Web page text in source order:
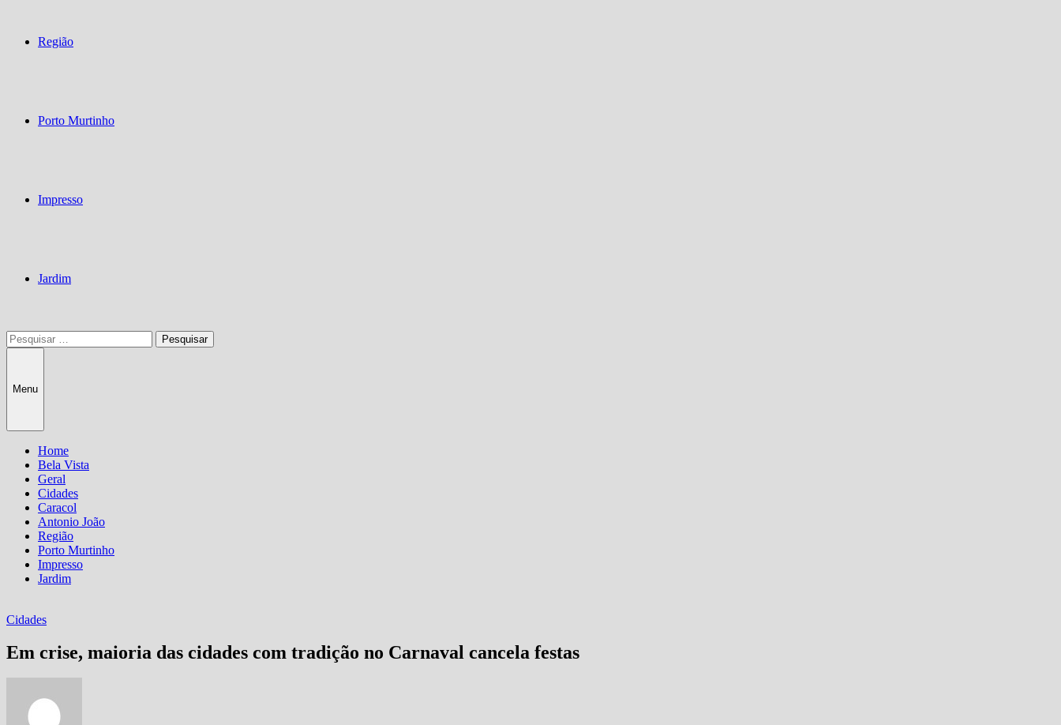
Região
Porto Murtinho
Impresso
Jardim
Pesquisar
por:
Menu
Home
Bela Vista
Geral
Cidades
Caracol
Antonio João
Região
Porto Murtinho
Impresso
Jardim
Cidades
Em crise, maioria das cidades com tradição no Carnaval cancela festas